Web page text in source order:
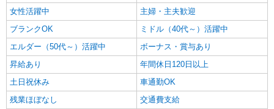
葵区柚木90番地の9 MSビル1F
リハビリテーション病院の常勤看護師
医療法人社団 アールアンドオー 静清リハビリ
テーション病院
月給31万4600円〜40万円 ※経験・能力・前職等考
女性活躍中
主婦・主夫歓迎
ブランクOK
ミドル（40代～）活躍中
エルダー（50代～）活躍中
ボーナス・賞与あり
昇給あり
年間休日120日以上
土日祝休み
車通勤OK
残業ほぼなし
交通費支給